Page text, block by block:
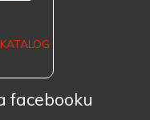
facebooku